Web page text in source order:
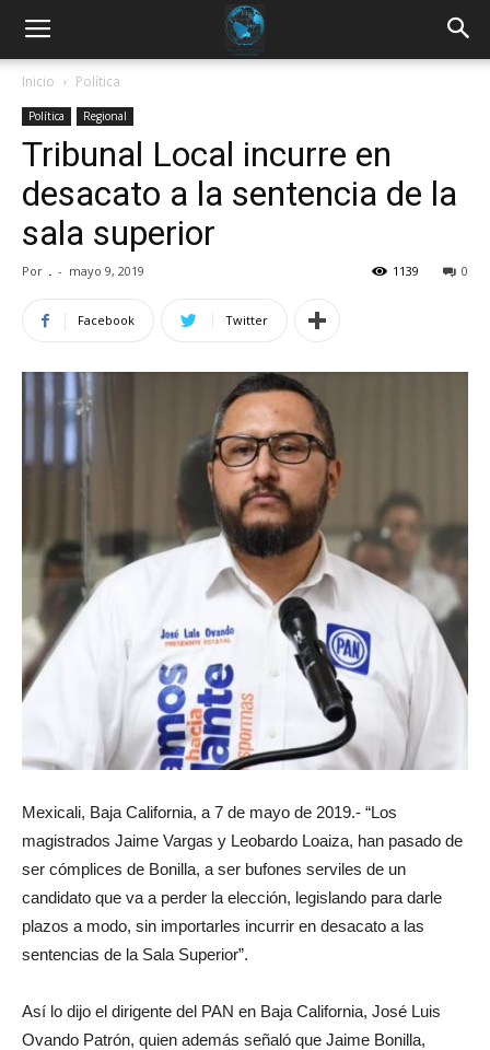
Inicio Política
Política Regional
Tribunal Local incurre en
desacato a la sentencia de la
sala superior
Por . - mayo 9, 2019 0
1139
Facebook Twitter
Mexicali, Baja California, a 7 de mayo de 2019.- “Los
magistrados Jaime Vargas y Leobardo Loaiza, han pasado de
ser cómplices de Bonilla, a ser bufones serviles de un
candidato que va a perder la elección, legislando para darle
plazos a modo, sin importarles incurrir en desacato a las
sentencias de la Sala Superior”.
Así lo dijo el dirigente del PAN en Baja California, José Luis
Ovando Patrón, quien además señaló que Jaime Bonilla,